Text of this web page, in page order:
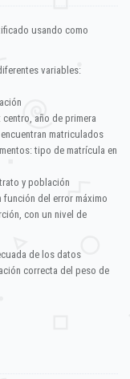
usando como
variables:
año de primera
matriculados
tipo de matrícula en
y población
función del error máximo
con un nivel de
de los datos
correcta del peso de